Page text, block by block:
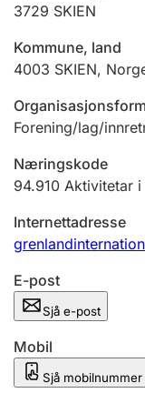
Andre tema
3729 SKIEN
Kommune, land
4003 SKIEN,
Organisasjonsform
Forening/lag/
Næringskode
94.910 Aktivitetar
Internettadresse
E-post
Sjå e-post
Mobil
Sjå mobilnummer